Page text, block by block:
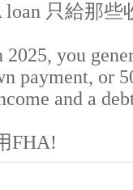
只給那些
you
payment, or
and a
FHA!